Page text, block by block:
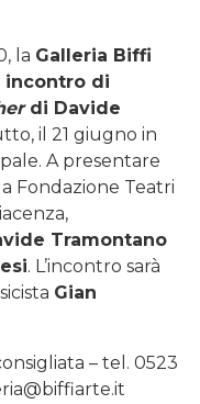
la Galleria Biffi
incontro di
di Davide
il 21 giugno in
A presentare
Fondazione Teatri
Tramontano
. L’incontro sarà
Gian
– tel. 0523